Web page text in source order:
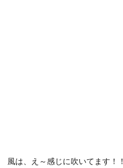
は、え～感じに吹いてます！！